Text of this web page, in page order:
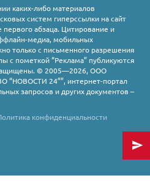
каких-либо материалов
систем гиперссылки на сайт
абзаца. Цитирование и
медиа, мобильных
только с письменного разрешения
с пометкой “Реклама” публикуются
© 2005—2026, ООО
24””, интернет-портал
запросов и других документов –
конфиденциальности